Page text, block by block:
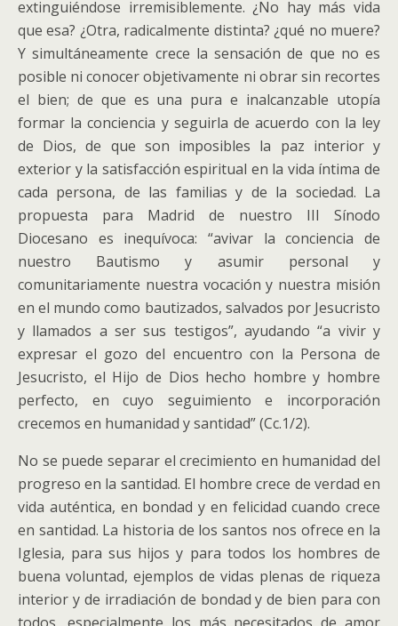
extinguiéndose irremisiblemente. ¿No hay más vida
que esa? ¿Otra, radicalmente distinta? ¿qué no muere?
Y simultáneamente crece la sensación de que no es
posible ni conocer objetivamente ni obrar sin recortes
el bien; de que es una pura e inalcanzable utopía
formar la conciencia y seguirla de acuerdo con la ley
de Dios, de que son imposibles la paz interior y
exterior y la satisfacción espiritual en la vida íntima de
cada persona, de las familias y de la sociedad. La
propuesta para Madrid de nuestro III Sínodo
Diocesano es inequívoca: “avivar la conciencia de
nuestro Bautismo y asumir personal y
comunitariamente nuestra vocación y nuestra misión
en el mundo como bautizados, salvados por Jesucristo
y llamados a ser sus testigos”, ayudando “a vivir y
expresar el gozo del encuentro con la Persona de
Jesucristo, el Hijo de Dios hecho hombre y hombre
perfecto, en cuyo seguimiento e incorporación
crecemos en humanidad y santidad” (Cc.1/2).
No se puede separar el crecimiento en humanidad del
progreso en la santidad. El hombre crece de verdad en
vida auténtica, en bondad y en felicidad cuando crece
en santidad. La historia de los santos nos ofrece en la
Iglesia, para sus hijos y para todos los hombres de
buena voluntad, ejemplos de vidas plenas de riqueza
interior y de irradiación de bondad y de bien para con